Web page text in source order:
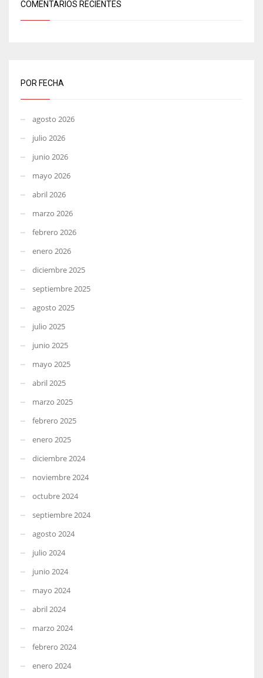
COMENTARIOS RECIENTES
POR FECHA
agosto 2026
julio 2026
junio 2026
mayo 2026
abril 2026
marzo 2026
febrero 2026
enero 2026
diciembre 2025
septiembre 2025
agosto 2025
julio 2025
junio 2025
mayo 2025
abril 2025
marzo 2025
febrero 2025
enero 2025
diciembre 2024
noviembre 2024
octubre 2024
septiembre 2024
agosto 2024
julio 2024
junio 2024
mayo 2024
abril 2024
marzo 2024
febrero 2024
enero 2024